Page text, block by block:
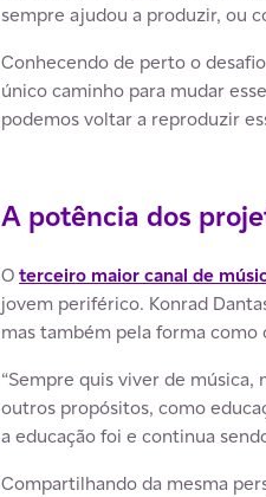
sempre ajudou a produzir, ou
Conhecendo de perto o
único caminho para mudar
podemos voltar a reproduzir
A potência dos
Oterceiro maior canal de
jovem periférico. Konrad
mas também pela forma como
“Sempre quis viver de
outros propósitos, como
a educação foi e continua
Compartilhando da mesma